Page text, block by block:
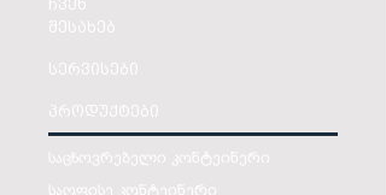
ჩვენ
შესახებ
სერვისები
პროდუქტები
საცხოვრებელი კონტეინერი
საოფისე კონტეინერი